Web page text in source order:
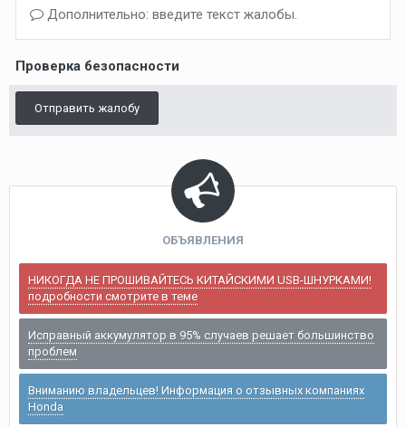
Дополнительно: введите текст жалобы.
Проверка безопасности
Отправить жалобу
ОБЪЯВЛЕНИЯ
НИКОГДА НЕ ПРОШИВАЙТЕСЬ КИТАЙСКИМИ USB-ШНУРКАМИ!
подробности смотрите в теме
Исправный аккумулятор в 95% случаев решает большинство
проблем
Вниманию владельцев! Информация о отзывных компаниях
Honda